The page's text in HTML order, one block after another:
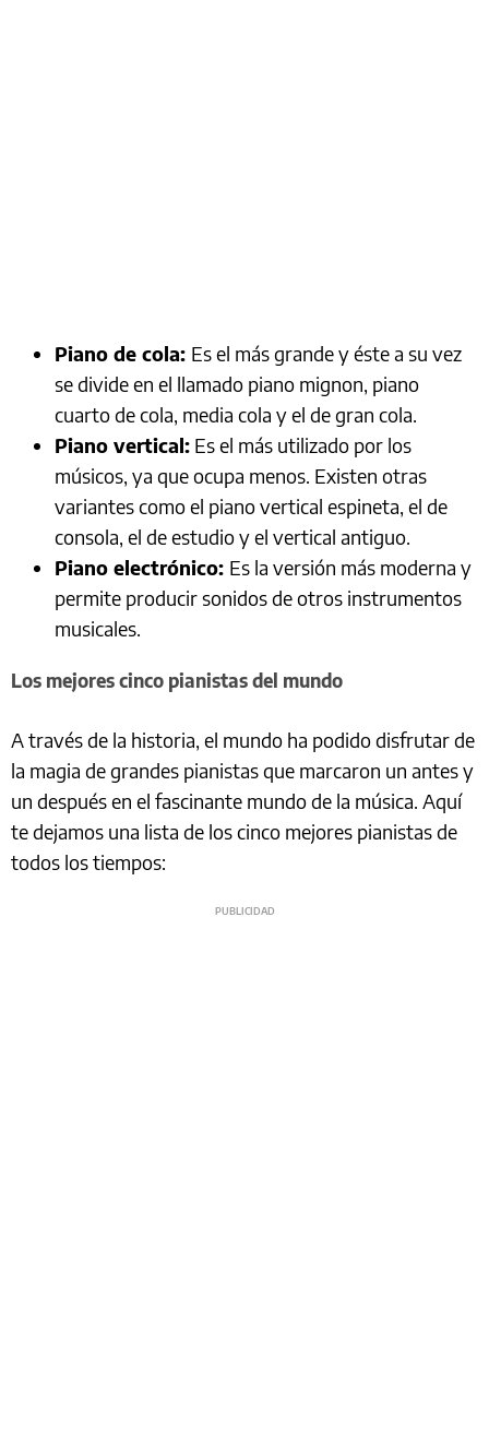
Piano de cola: Es el más grande y éste a su vez
se divide en el llamado piano mignon, piano
cuarto de cola, media cola y el de gran cola.
Piano vertical: Es el más utilizado por los
músicos, ya que ocupa menos. Existen otras
variantes como el piano vertical espineta, el de
consola, el de estudio y el vertical antiguo.
Piano electrónico: Es la versión más moderna y
permite producir sonidos de otros instrumentos
musicales.
Los mejores cinco pianistas del mundo
A través de la historia, el mundo ha podido disfrutar de
la magia de grandes pianistas que marcaron un antes y
un después en el fascinante mundo de la música. Aquí
te dejamos una lista de los cinco mejores pianistas de
todos los tiempos: